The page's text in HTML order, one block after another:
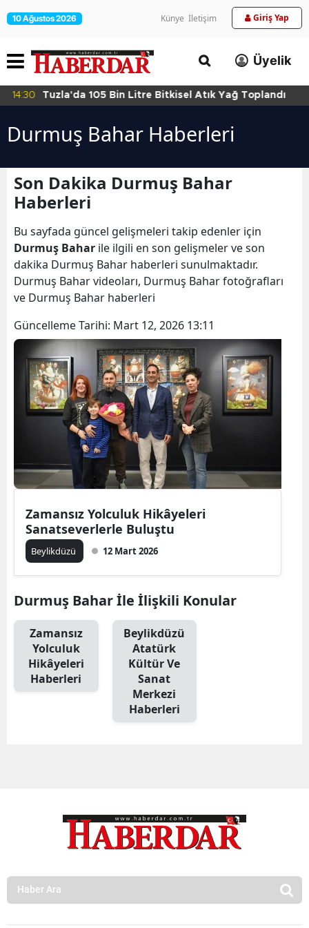
10 Ağustos 2026 Künye İletişim Giriş Yap
Üyelik
14:30 Tuzla'da 105 Bin Litre Bitkisel Atık Yağ Toplandı
Durmuş Bahar Haberleri
Son Dakika Durmuş Bahar
Haberleri
Bu sayfada güncel gelişmeleri takip edenler için
Durmuş Bahar ile ilgili en son gelişmeler ve son
dakika Durmuş Bahar haberleri sunulmaktadır.
Durmuş Bahar videoları, Durmuş Bahar fotoğrafları
ve Durmuş Bahar haberleri
Güncelleme Tarihi: Mart 12, 2026 13:11
Zamansız Yolculuk Hikâyeleri
Sanatseverlerle Buluştu
Beylikdüzü 12 Mart 2026
Durmuş Bahar İle İlişkili Konular
Zamansız
Yolculuk
Hikâyeleri
Haberleri
Beylikdüzü
Atatürk
Kültür Ve
Sanat
Merkezi
Haberleri